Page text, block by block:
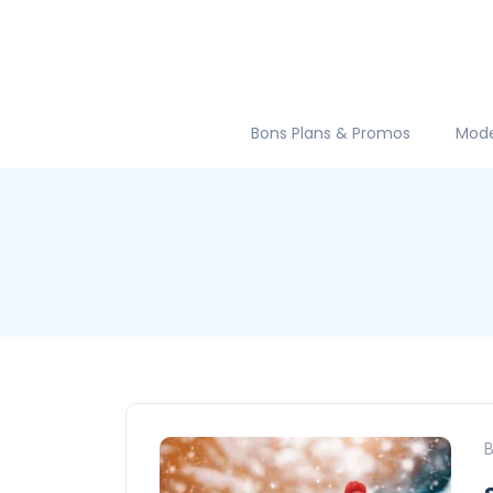
Bons Plans & Promos